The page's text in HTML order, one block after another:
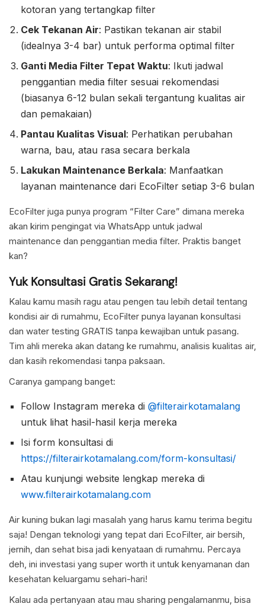
kotoran yang tertangkap filter
Cek Tekanan Air: Pastikan tekanan air stabil
(idealnya 3-4 bar) untuk performa optimal filter
Ganti Media Filter Tepat Waktu: Ikuti jadwal
penggantian media filter sesuai rekomendasi
(biasanya 6-12 bulan sekali tergantung kualitas air
dan pemakaian)
Pantau Kualitas Visual: Perhatikan perubahan
warna, bau, atau rasa secara berkala
Lakukan Maintenance Berkala: Manfaatkan
layanan maintenance dari EcoFilter setiap 3-6 bulan
EcoFilter juga punya program “Filter Care” dimana mereka
akan kirim pengingat via WhatsApp untuk jadwal
maintenance dan penggantian media filter. Praktis banget
kan?
Yuk Konsultasi Gratis Sekarang!
Kalau kamu masih ragu atau pengen tau lebih detail tentang
kondisi air di rumahmu, EcoFilter punya layanan konsultasi
dan water testing GRATIS tanpa kewajiban untuk pasang.
Tim ahli mereka akan datang ke rumahmu, analisis kualitas air,
dan kasih rekomendasi tanpa paksaan.
Caranya gampang banget:
Follow Instagram mereka di @filterairkotamalang
untuk lihat hasil-hasil kerja mereka
Isi form konsultasi di
https://filterairkotamalang.com/form-konsultasi/
Atau kunjungi website lengkap mereka di
www.filterairkotamalang.com
Air kuning bukan lagi masalah yang harus kamu terima begitu
saja! Dengan teknologi yang tepat dari EcoFilter, air bersih,
jernih, dan sehat bisa jadi kenyataan di rumahmu. Percaya
deh, ini investasi yang super worth it untuk kenyamanan dan
kesehatan keluargamu sehari-hari!
Kalau ada pertanyaan atau mau sharing pengalamanmu, bisa